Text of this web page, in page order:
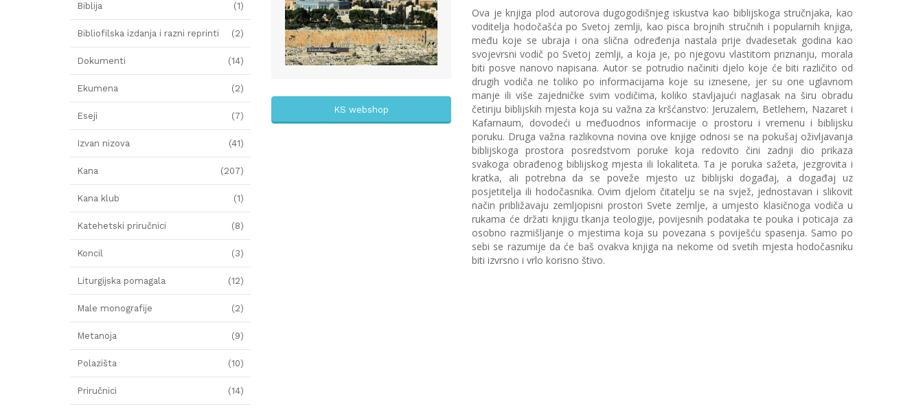
KS webshop
Ova je knjiga plod autorova dugogodišnjeg iskustva kao biblijskoga stručnjaka, kao
voditelja hodočašća po Svetoj zemlji, kao pisca brojnih stručnih i popularnih knjiga,
među koje se ubraja i ona slična određenja nastala prije dvadesetak godina kao
svojevrsni vodič po Svetoj zemlji, a koja je, po njegovu vlastitom priznanju, morala
biti posve nanovo napisana. Autor se potrudio načiniti djelo koje će biti različito od
drugih vodiča ne toliko po informacijama koje su iznesene, jer su one uglavnom
manje ili više zajedničke svim vodičima, koliko stavljajući naglasak na širu obradu
četiriju biblijskih mjesta koja su važna za kršćanstvo: Jeruzalem, Betlehem, Nazaret i
Kafarnaum, dovodeći u međuodnos informacije o prostoru i vremenu i biblijsku
poruku. Druga važna razlikovna novina ove knjige odnosi se na pokušaj oživljavanja
biblijskoga prostora posredstvom poruke koja redovito čini zadnji dio prikaza
svakoga obrađenog biblijskog mjesta ili lokaliteta. Ta je poruka sažeta, jezgrovita i
kratka, ali potrebna da se poveže mjesto uz biblijski događaj, a događaj uz
posjetitelja ili hodočasnika. Ovim djelom čitatelju se na svjež, jednostavan i slikovit
način približavaju zemljopisni prostori Svete zemlje, a umjesto klasičnoga vodiča u
rukama će držati knjigu tkanja teologije, povijesnih podataka te pouka i poticaja za
osobno razmišljanje o mjestima koja su povezana s poviješću spasenja. Samo po
sebi se razumije da će baš ovakva knjiga na nekome od svetih mjesta hodočasniku
biti izvrsno i vrlo korisno štivo.
Biblija (1)
Bibliofilska izdanja i razni reprinti (2)
Dokumenti (14)
Ekumena (2)
Eseji (7)
Izvan nizova (41)
Kana (207)
Kana klub (1)
Katehetski priručnici (8)
Koncil (3)
Liturgijska pomagala (12)
Male monografije (2)
Metanoja (9)
Polazišta (10)
Priručnici (14)